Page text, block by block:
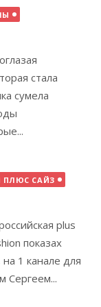
стала
сумела
САЙЗ
plus
показах
1 канале для
Сергеем...